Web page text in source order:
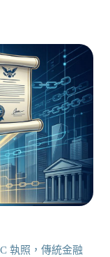
執照，傳統金融